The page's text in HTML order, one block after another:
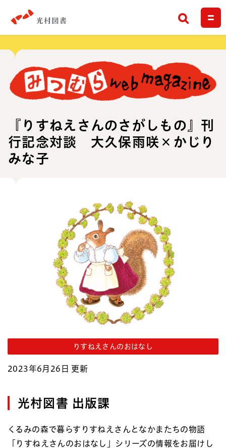
検索
『りすねえさんのさがしもの』刊
行記念対談 大久保雨咲×かじり
みな子
りすねえさんのおはなし
2023年6月26日 更新
光村図書 出版課
くるみの森で暮らすりすねえさんとなかまたちの物語
「りすねえさんのおはなし」シリーズの情報をお届けし